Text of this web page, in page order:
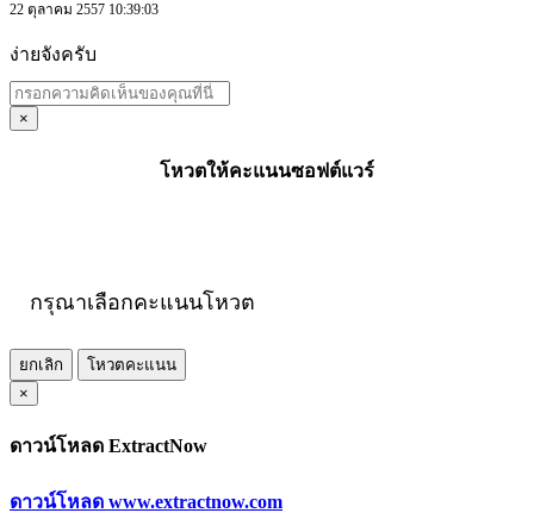
22 ตุลาคม 2557 10:39:03
ง่ายจังครับ
×
โหวตให้คะแนนซอฟต์แวร์
กรุณาเลือกคะแนนโหวต
ยกเลิก
โหวตคะแนน
×
ดาวน์โหลด ExtractNow
ดาวน์โหลด www.extractnow.com